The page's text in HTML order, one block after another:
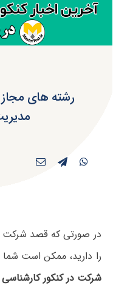
رشته های
در صورتی که قصد شرکت
را دارید، ممکن است
شرکت در کنکور